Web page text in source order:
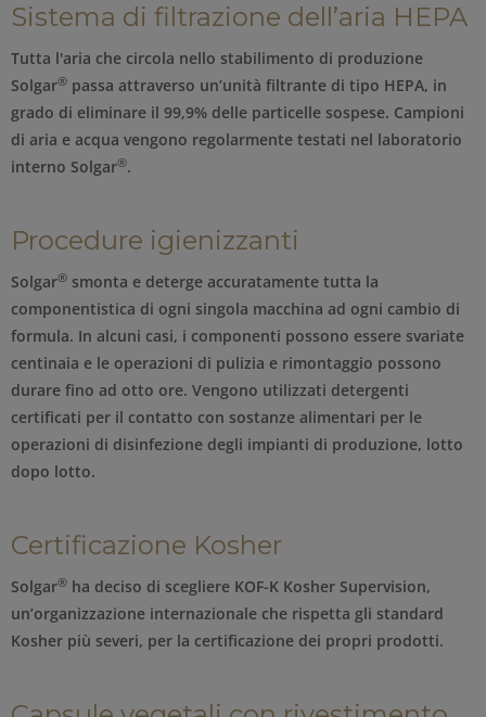
Sistema di filtrazione dell’aria HEPA
Tutta l'aria che circola nello stabilimento di produzione
Solgar® passa attraverso un’unità filtrante di tipo HEPA, in
grado di eliminare il 99,9% delle particelle sospese. Campioni
di aria e acqua vengono regolarmente testati nel laboratorio
interno Solgar®.
Procedure igienizzanti
Solgar® smonta e deterge accuratamente tutta la
componentistica di ogni singola macchina ad ogni cambio di
formula. In alcuni casi, i componenti possono essere svariate
centinaia e le operazioni di pulizia e rimontaggio possono
durare fino ad otto ore. Vengono utilizzati detergenti
certificati per il contatto con sostanze alimentari per le
operazioni di disinfezione degli impianti di produzione, lotto
dopo lotto.
Certificazione Kosher
Solgar® ha deciso di scegliere KOF-K Kosher Supervision,
un’organizzazione internazionale che rispetta gli standard
Kosher più severi, per la certificazione dei propri prodotti.